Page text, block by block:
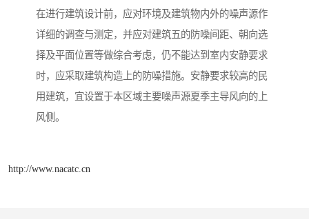
在进行建筑设计前，应对环境及建筑物内外的噪声源作
详细的调查与测定，并应对建筑五的防噪间距、朝向选
择及平面位置等做综合考虑，仍不能达到室内安静要求
时，应采取建筑构造上的防噪措施。安静要求较高的民
用建筑，宜设置于本区域主要噪声源夏季主导风向的上
风侧。
http://www.nacatc.cn